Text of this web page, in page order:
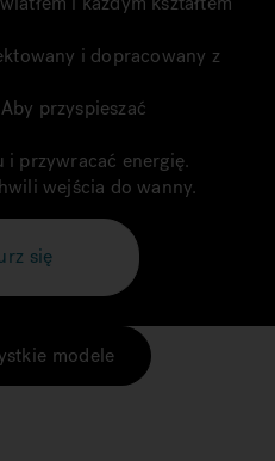
i dopracowany z
przyspieszać
i przywracać energię.
wejścia do wanny.
się
modele